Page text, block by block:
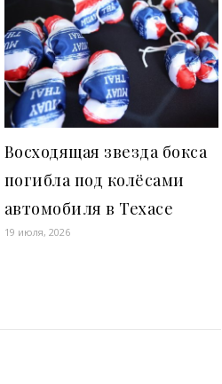
Восходящая звезда бокса
погибла под колёсами
автомобиля в Техасе
19 июля, 2026